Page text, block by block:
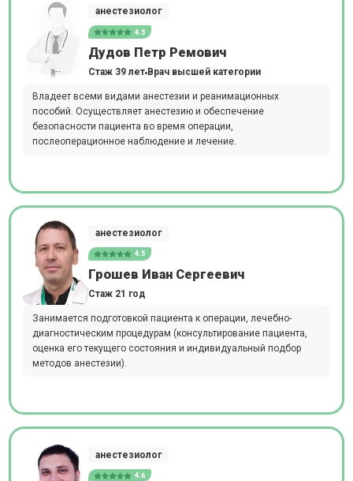
анестезиолог
4.5
Дудов Петр Ремович
Стаж 39 лет Врач высшей категории
Владеет всеми видами анестезии и реанимационных
пособий. Осуществляет анестезию и обеспечение
безопасности пациента во время операции,
послеоперационное наблюдение и лечение.
анестезиолог
4.5
Грошев Иван Сергеевич
Стаж 21 год
Занимается подготовкой пациента к операции, лечебно-
диагностическим процедурам (консультирование пациента,
оценка его текущего состояния и индивидуальный подбор
методов анестезии).
анестезиолог
4.6